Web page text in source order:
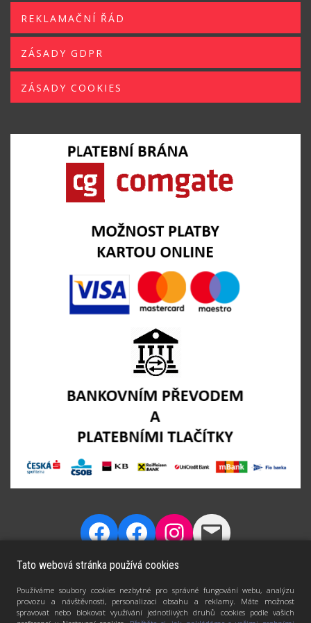
REKLAMAČNÍ ŘÁD
ZÁSADY GDPR
ZÁSADY COOKIES
Tato webová stránka používá cookies
Používáme soubory cookies nezbytné pro správné fungování webu, analýzu
provozu a návštěvnosti, personalizaci obsahu a reklamy. Máte možnost
spravovat nebo blokovat využívání jednotlivých druhů cookies podle vašich